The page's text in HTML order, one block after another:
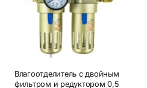
Влагоотделитель с двойным
фильтром и редуктором 0,5